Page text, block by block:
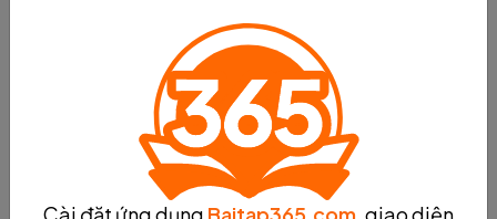
tan trong một số dung môi hữu cơ.
Tóm lại, ácsimét có nhiều tính chất đặc biệt, bao gồm
tính chất vật lý và tính chất hóa học. Hiểu rõ về tính chất
của ácsimét là rất quan trọng để áp dụng và sử dụng nó
hiệu quả trong các lĩnh vực khác nhau.